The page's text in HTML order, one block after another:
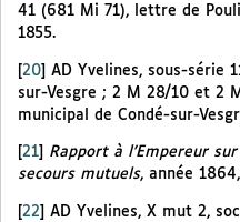
41 (681 Mi 71), lettre de
1855.
[20] AD Yvelines, sous-série
sur-Vesgre ; 2 M 28/10 et 2
municipal de Condé-sur-
21
Rapport à l’Empereur
secours mutuels, année
22
AD Yvelines, X mut 2,